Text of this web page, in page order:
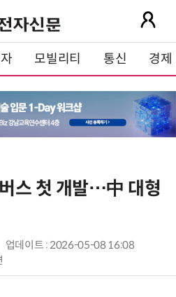
모빌리티 통신 경제
스 첫 개발…中 대형
업데이트 : 2026-05-08 16:08